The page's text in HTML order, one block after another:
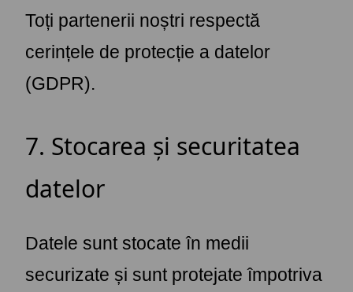
Toți partenerii noștri respectă
cerințele de protecție a datelor
(GDPR).
7. Stocarea și securitatea
datelor
Datele sunt stocate în medii
securizate și sunt protejate împotriva